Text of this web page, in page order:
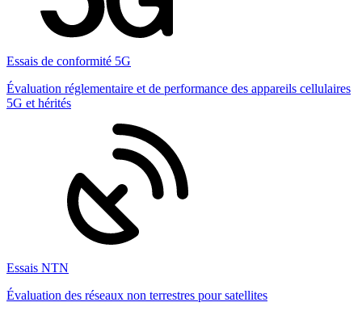
Essais de conformité 5G
Évaluation réglementaire et de performance des appareils cellulaires
5G et hérités
Essais NTN
Évaluation des réseaux non terrestres pour satellites